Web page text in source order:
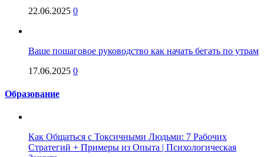
22.06.2025 0
Ваше пошаговое руководство как начать бегать по утрам
17.06.2025 0
Образование
Как Общаться с Токсичными Людьми: 7 Рабочих
Стратегий + Примеры из Опыта | Психологическая